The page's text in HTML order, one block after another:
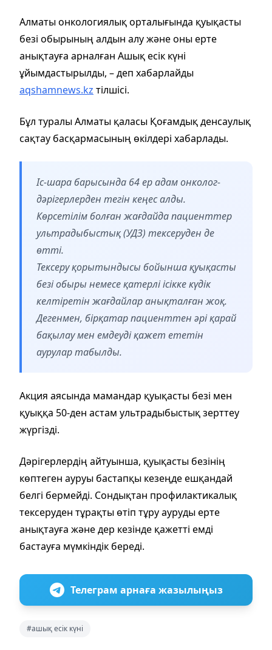
Алматы онкологиялық орталығында қуықасты
безі обырының алдын алу және оны ерте
анықтауға арналған Ашық есік күні
ұйымдастырылды, – деп хабарлайды
aqshamnews.kz тілшісі.
Бұл туралы Алматы қаласы Қоғамдық денсаулық
сақтау басқармасының өкілдері хабарлады.
Іс-шара барысында 64 ер адам онколог-
дәрігерлерден тегін кеңес алды.
Көрсетілім болған жағдайда пациенттер
ультрадыбыстық (УДЗ) тексеруден де
өтті.
Тексеру қорытындысы бойынша қуықасты
безі обыры немесе қатерлі ісікке күдік
келтіретін жағдайлар анықталған жоқ.
Дегенмен, бірқатар пациенттен әрі қарай
бақылау мен емдеуді қажет ететін
аурулар табылды.
Акция аясында мамандар қуықасты безі мен
қуыққа 50-ден астам ультрадыбыстық зерттеу
жүргізді.
Дәрігерлердің айтуынша, қуықасты безінің
көптеген ауруы бастапқы кезеңде ешқандай
белгі бермейді. Сондықтан профилактикалық
тексеруден тұрақты өтіп тұру ауруды ерте
анықтауға және дер кезінде қажетті емді
бастауға мүмкіндік береді.
Телеграм арнаға жазылыңыз
#ашық есік күні